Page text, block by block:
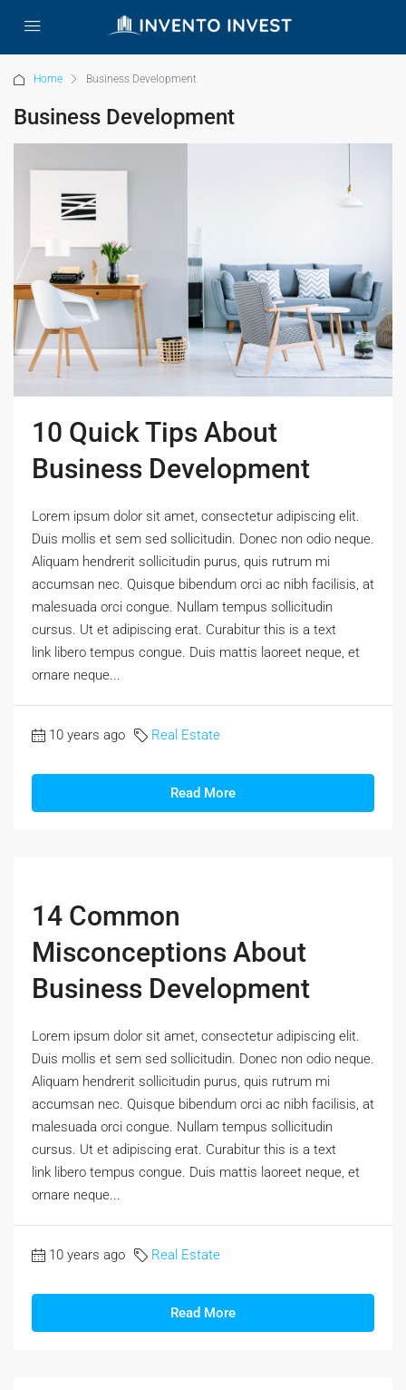
Home Business Development
Business Development
10 Quick Tips About
Business Development
Lorem ipsum dolor sit amet, consectetur adipiscing elit.
Duis mollis et sem sed sollicitudin. Donec non odio neque.
Aliquam hendrerit sollicitudin purus, quis rutrum mi
accumsan nec. Quisque bibendum orci ac nibh facilisis, at
malesuada orci congue. Nullam tempus sollicitudin
cursus. Ut et adipiscing erat. Curabitur this is a text
link libero tempus congue. Duis mattis laoreet neque, et
ornare neque...
10 years ago Real Estate
Read More
14 Common
Misconceptions About
Business Development
Lorem ipsum dolor sit amet, consectetur adipiscing elit.
Duis mollis et sem sed sollicitudin. Donec non odio neque.
Aliquam hendrerit sollicitudin purus, quis rutrum mi
accumsan nec. Quisque bibendum orci ac nibh facilisis, at
malesuada orci congue. Nullam tempus sollicitudin
cursus. Ut et adipiscing erat. Curabitur this is a text
link libero tempus congue. Duis mattis laoreet neque, et
ornare neque...
10 years ago Real Estate
Read More